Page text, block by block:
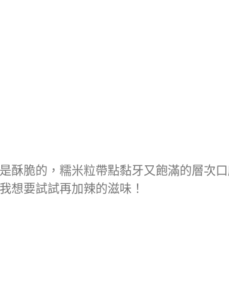
酥脆的，糯米粒帶點黏牙又飽滿的層次
想要試試再加辣的滋味！